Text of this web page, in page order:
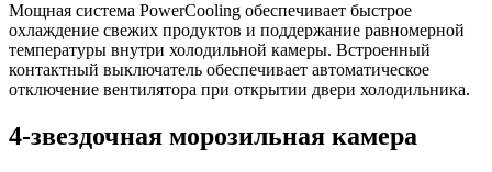
Мощная система PowerCooling обеспечивает быстрое
охлаждение свежих продуктов и поддержание равномерной
температуры внутри холодильной камеры. Встроенный
контактный выключатель обеспечивает автоматическое
отключение вентилятора при открытии двери холодильника.
4-звездочная морозильная камера